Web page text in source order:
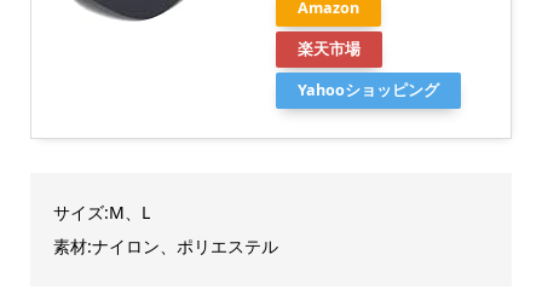
Amazon
楽天市場
Yahooショッピング
サイズ:M、L
素材:ナイロン、ポリエステル